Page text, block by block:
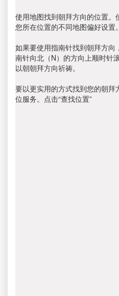
使用地图找到朝拜方向的位置。
您所在位置的不同地图偏好设置。
如果要使用指南针找到朝拜方
南针向北（N）的方向上顺时针
以朝朝拜方向祈祷。
要以更实用的方式找到您的朝
位服务。点击“查找位置”